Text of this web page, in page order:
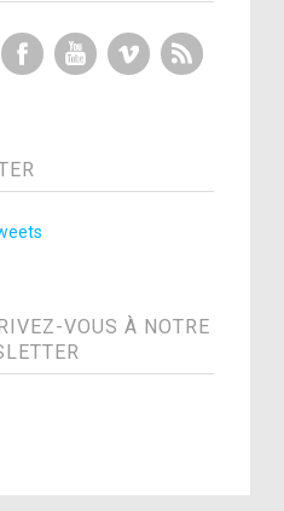
Twitter FacebookYouTubeVimeo
VOUS À NOTRE